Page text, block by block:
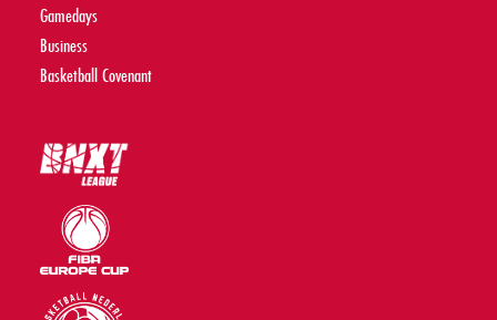
Gamedays
Business
Basketball Covenant